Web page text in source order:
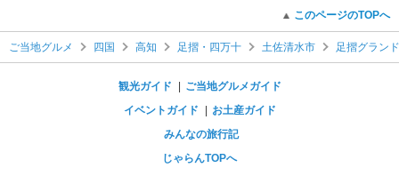
このページのTOPへ
ご当地グルメ 四国 高知 足摺・四万十 土佐清水市 足摺グラン
観光ガイド
ご当地グルメガイド
イベントガイド
お土産ガイド
みんなの旅行記
じゃらんTOPへ